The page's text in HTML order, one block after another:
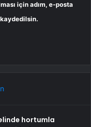
için adım, e-posta
hortumla